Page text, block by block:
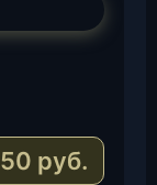
руб.